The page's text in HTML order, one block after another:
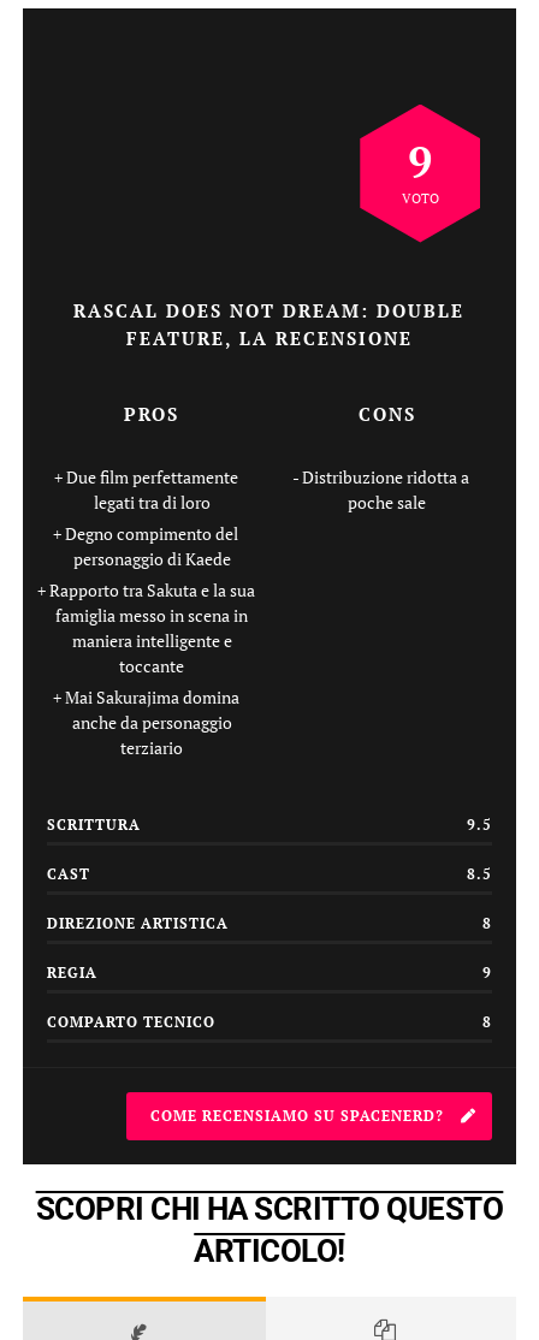
RASCAL DOES NOT DREAM: DOUBLE
FEATURE, LA RECENSIONE
SCRITTURA 9.5
CAST 8.5
DIREZIONE ARTISTICA 8
REGIA 9
COMPARTO TECNICO 8
PROS
Due film perfettamente
legati tra di loro
Degno compimento del
personaggio di Kaede
Rapporto tra Sakuta e la sua
famiglia messo in scena in
maniera intelligente e
toccante
Mai Sakurajima domina
anche da personaggio
terziario
CONS
Distribuzione ridotta a
poche sale
9
VOTO
COME RECENSIAMO SU SPACENERD?
SCOPRI CHI HA SCRITTO QUESTO
ARTICOLO!